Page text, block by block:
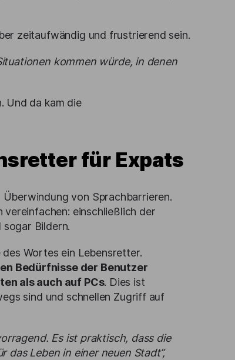
zeitaufwändig und frustrierend sein.
kommen würde, in denen
Und da kam die
für Expats
von Sprachbarrieren.
vereinfachen: einschließlich der
Bildern.
Wortes ein Lebensretter.
Bedürfnisse der Benutzer
als auch auf PCs. Dies ist
sind und schnellen Zugriff auf
Es ist praktisch, dass die
Leben in einer neuen Stadt“,